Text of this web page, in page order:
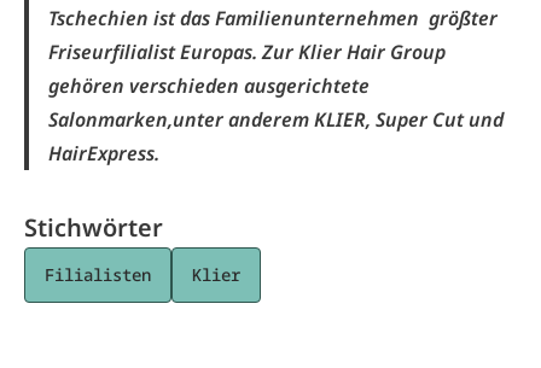
Tschechien ist das Familienunternehmen größter
Friseurfilialist Europas. Zur Klier Hair Group
gehören verschieden ausgerichtete
Salonmarken,unter anderem KLIER, Super Cut und
HairExpress.
Stichwörter
Filialisten Klier